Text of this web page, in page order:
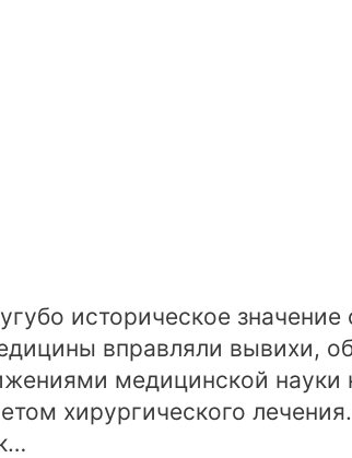
историческое
вправляли вывихи,
медицинской
хирургического